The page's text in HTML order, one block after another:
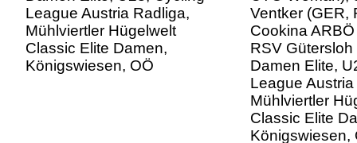
League
Mühlviertler
Classic Elite
Königswiesen,